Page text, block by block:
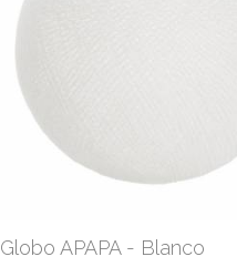
Globo APAPA - Blanco